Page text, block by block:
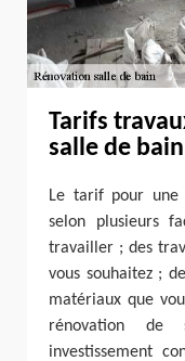
Tarifs
salle de bain
Le tarif pour une
selon plusieurs
travailler ; des
vous souhaitez ;
matériaux que
rénovation de
investissement